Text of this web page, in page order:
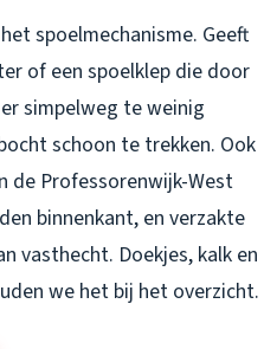
spoelmechanisme. Geeft
of een spoelklep die door
simpelweg te weinig
schoon te trekken. Ook
de Professorenwijk-West
binnenkant, en verzakte
vasthecht. Doekjes, kalk en
we het bij het overzicht.